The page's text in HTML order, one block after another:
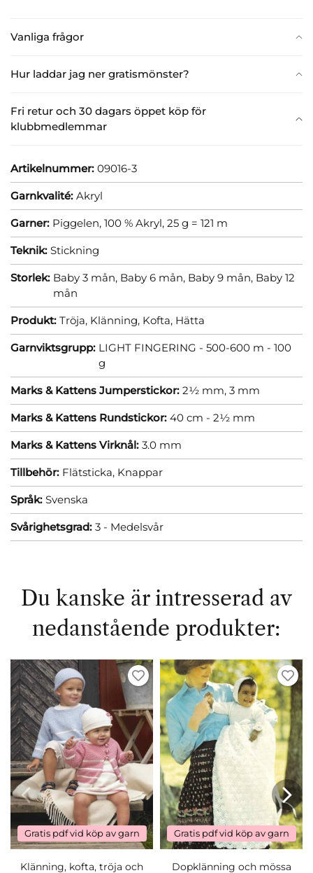
Vanliga frågor
Hur laddar jag ner gratismönster?
Fri retur och 30 dagars öppet köp för
klubbmedlemmar
Artikelnummer: 09016-3
Garnkvalité: Akryl
Garner: Piggelen, 100 % Akryl, 25 g = 121 m
Teknik: Stickning
Storlek: Baby 3 mån, Baby 6 mån, Baby 9 mån, Baby 12
mån
Produkt: Tröja, Klänning, Kofta, Hätta
Garnviktsgrupp: LIGHT FINGERING - 500-600 m - 100
g
Marks & Kattens Jumperstickor: 2½ mm, 3 mm
Marks & Kattens Rundstickor: 40 cm - 2½ mm
Marks & Kattens Virknål: 3.0 mm
Tillbehör: Flätsticka, Knappar
Språk: Svenska
Svårighetsgrad: 3 - Medelsvår
Du kanske är intresserad av
nedanstående produkter:
Gratis pdf vid köp av garn
Klänning, kofta, tröja och
Gratis pdf vid köp av garn
Dopklänning och mössa